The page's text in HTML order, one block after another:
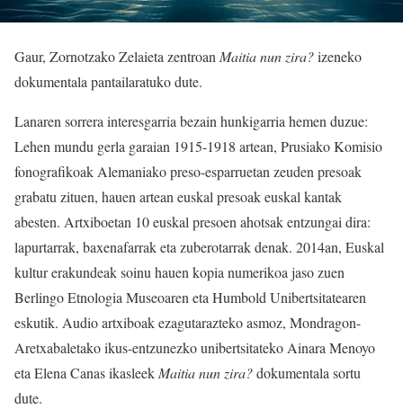
Gaur, Zornotzako Zelaieta zentroanMaitia nun zira?izeneko
dokumentala pantailaratuko dute.
Lanaren sorrera interesgarria bezain hunkigarria hemen duzue:
Lehen mundu gerla garaian 1915-1918 artean, Prusiako Komisio
fonografikoak Alemaniako preso-esparruetan zeuden presoak
grabatu zituen, hauen artean euskal presoak euskal kantak
abesten. Artxiboetan 10 euskal presoen ahotsak entzungai dira:
lapurtarrak, baxenafarrak eta zuberotarrak denak. 2014an, Euskal
kultur erakundeak soinu hauen kopia numerikoa jaso zuen
Berlingo Etnologia Museoaren eta Humbold Unibertsitatearen
eskutik. Audio artxiboak ezagutarazteko asmoz, Mondragon-
Aretxabaletako ikus-entzunezko unibertsitateko Ainara Menoyo
eta Elena Canas ikasleekMaitia nun zira?dokumentala sortu
dute.